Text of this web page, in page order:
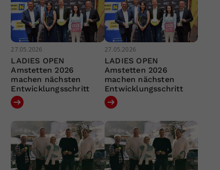
27.05.2026
LADIES OPEN
Amstetten 2026
machen nächsten
Entwicklungsschritt
27.05.2026
LADIES OPEN
Amstetten 2026
machen nächsten
Entwicklungsschritt